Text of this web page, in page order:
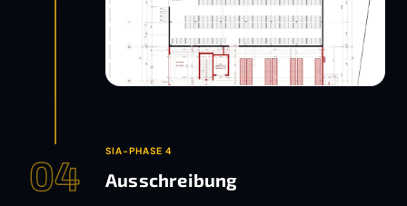
04 SIA-PHASE 4
Ausschreibung